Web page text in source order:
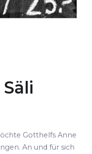
Gotthelfs Anne
An und für sich